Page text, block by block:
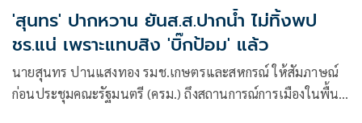
'สุนทร' ปากหวาน ยันส.ส.ปากน้ำ ไม่ทิ้งพป
ชร.แน่ เพราะแทบสิง 'บิ๊กป้อม' แล้ว
นายสุนทร ปานแสงทอง รมช.เกษตรและสหกรณ์ ให้สัมภาษณ์
ก่อนประชุมคณะรัฐมนตรี (ครม.) ถึงสถานการณ์การเมืองในพื้นที่